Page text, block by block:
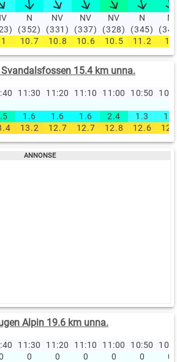
N
(352)
NV
(331)
NV
(337)
NV
(328)
N
(345)
N
10.7 10.8 10.6 10.5 11.2 11
15.4 km unna.
11:30 11:20 11:10 11:00 10:50
1.6 1.6 1.6 2.4 1.3
1.3
13.2 12.7 12.7 12.8 12.6
Alpin 19.6 km unna.
11:30 11:20 11:10 11:00 10:50
0 0 0 0 0
0